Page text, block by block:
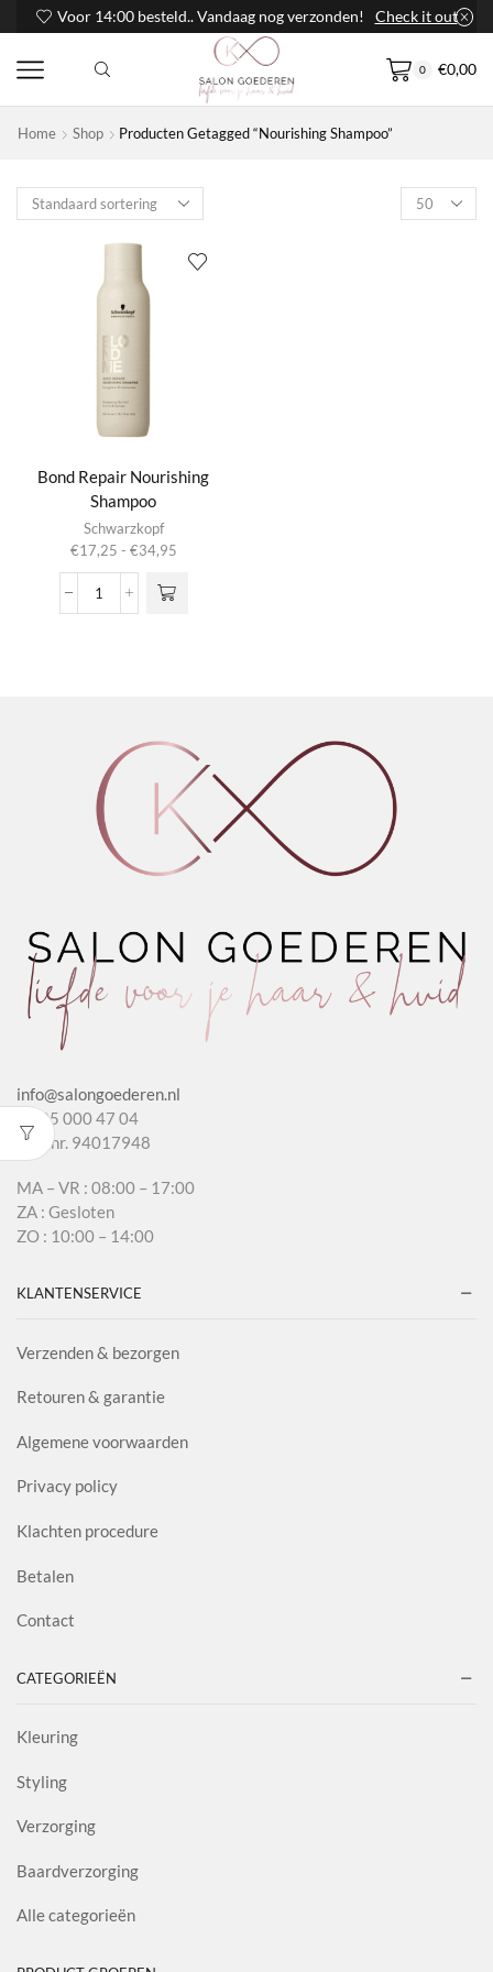
Voor 14:00 besteld.. Vandaag nog verzonden! Check it out
0 €0,00
Home Shop Producten Getagged “Nourishing Shampoo”
Products
per
Bond Repair Nourishing
Shampoo
Schwarzkopf
€17,25 - €34,95Prijsklasse:
tot
Bond
heeft
meerdere
Deze optie
info@salongoederen.nl
T 085 000 47 04
KvK nr. 94017948
MA – VR : 08:00 – 17:00
ZA : Gesloten
ZO : 10:00 – 14:00
KLANTENSERVICE
Verzenden & bezorgen
Retouren & garantie
Algemene voorwaarden
Privacy policy
Klachten procedure
Betalen
Contact
CATEGORIEËN
Kleuring
Styling
Verzorging
Baardverzorging
Alle categorieën